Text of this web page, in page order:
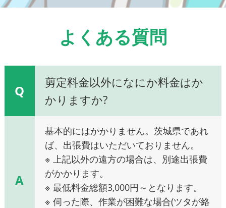
よくある質問
Q
剪定料金以外になにか料金はか
かりますか?
A
基本的にはかかりません。茨城県であれ
ば、出張費はいただいておりません。
※ 上記以外の遠方の場合は、別途出張費
がかかります。
※ 最低料金総額3,000円～となります。
※ 伺った際、作業が困難な場合(ツタが絡